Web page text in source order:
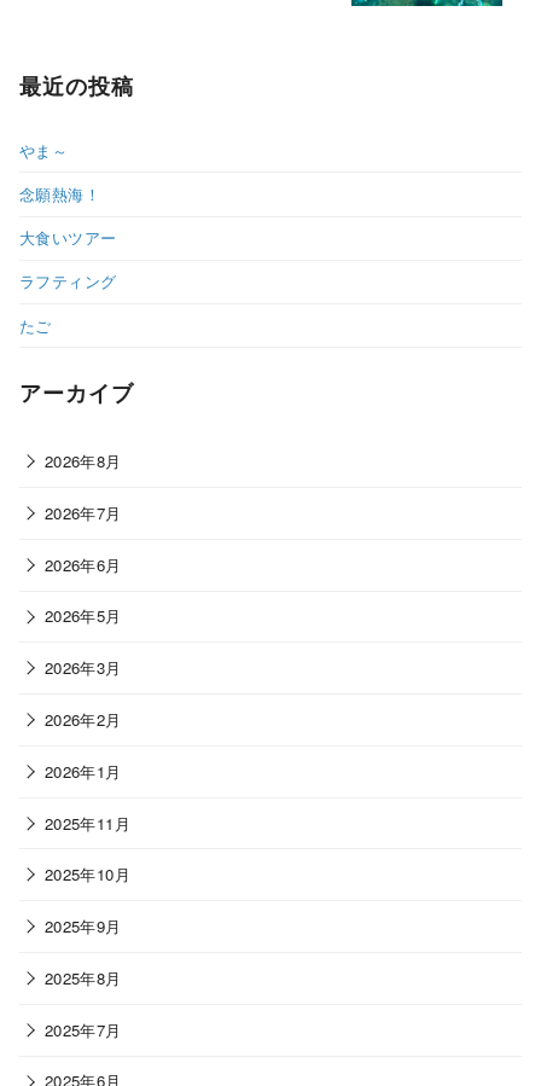
最近の投稿
やま～
念願熱海！
大食いツアー
ラフティング
たご
アーカイブ
2026年8月
2026年7月
2026年6月
2026年5月
2026年3月
2026年2月
2026年1月
2025年11月
2025年10月
2025年9月
2025年8月
2025年7月
2025年6月